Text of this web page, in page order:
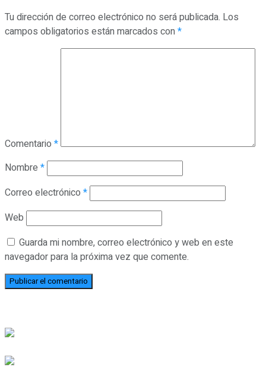
Tu dirección de correo electrónico no será publicada. Los
campos obligatorios están marcados con*
Comentario *
Nombre *
Correo electrónico *
Web
Guarda mi nombre, correo electrónico y web en este
navegador para la próxima vez que comente.